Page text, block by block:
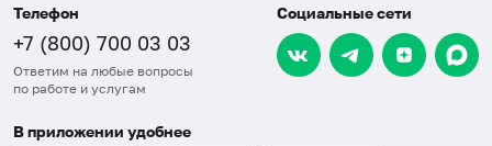
Телефон
+7 (800) 700 03 03
Ответим на любые вопросы
по работе и услугам
Социальные сети
В приложении удобнее